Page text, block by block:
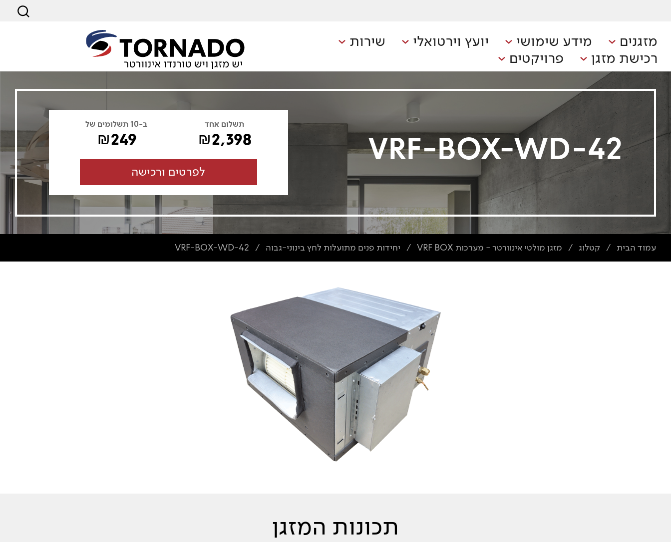
מזגנים מידע שימושי יועץ וירטואלי
שירות
רכישת מזגן
פרויקטים
VRF-BOX-WD-42
תשלום אחד
₪2,398
ב-10 תשלומים של
₪249
לפרטים ורכישה
עמוד הבית / קטלוג / מזגן מולטי אינוורטר - מערכות VRF BOX / יחידות פנים מתועלות לחץ בינוני-גבוה /
VRF-BOX-WD-42
תכונות המזגן